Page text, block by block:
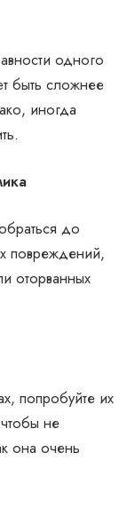
одного
быть сложнее
иногда
до
повреждений,
оторванных
попробуйте их
не
она очень